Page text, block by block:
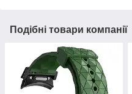
Подібні товари компанії